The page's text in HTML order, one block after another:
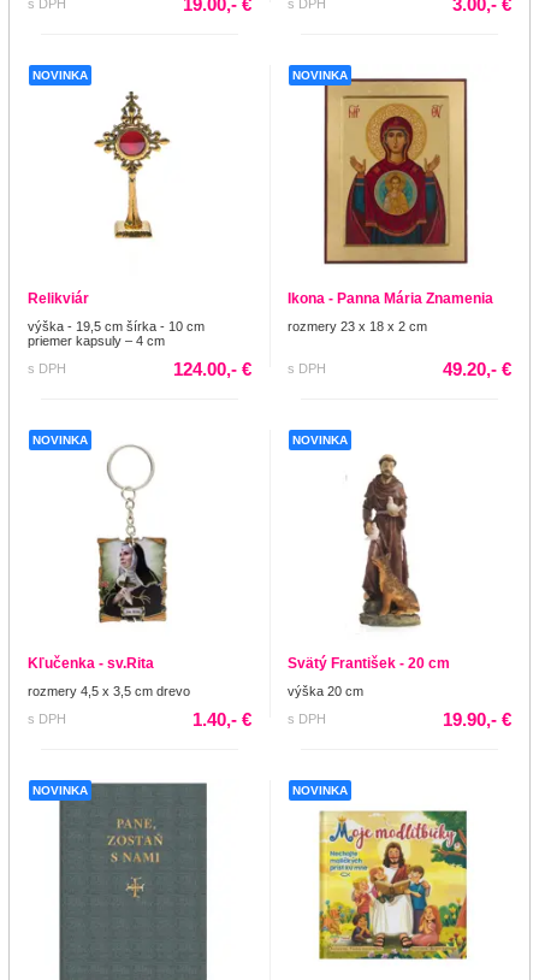
s DPH 19.00,- € s DPH 3.00,- €
NOVINKA
Relikviár
výška - 19,5 cm šírka - 10 cm
priemer kapsuly – 4 cm
s DPH
124.00,- €
NOVINKA
Ikona - Panna Mária Znamenia
rozmery 23 x 18 x 2 cm
s DPH 49.20,- €
NOVINKA
Kľučenka - sv.Rita
rozmery 4,5 x 3,5 cm drevo
s DPH
1.40,- €
NOVINKA
Svätý František - 20 cm
výška 20 cm
s DPH
19.90,- €
NOVINKA NOVINKA